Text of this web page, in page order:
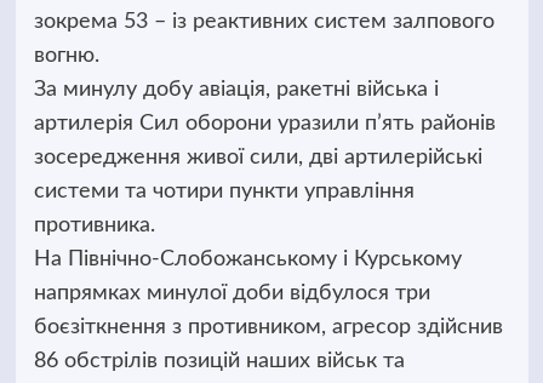
зокрема 53 – із реактивних систем залпового
вогню.
За минулу добу авіація, ракетні війська і
артилерія Сил оборони уразили п’ять районів
зосередження живої сили, дві артилерійські
системи та чотири пункти управління
противника.
На Північно-Слобожанському і Курському
напрямках минулої доби відбулося три
боєзіткнення з противником, агресор здійснив
86 обстрілів позицій наших військ та